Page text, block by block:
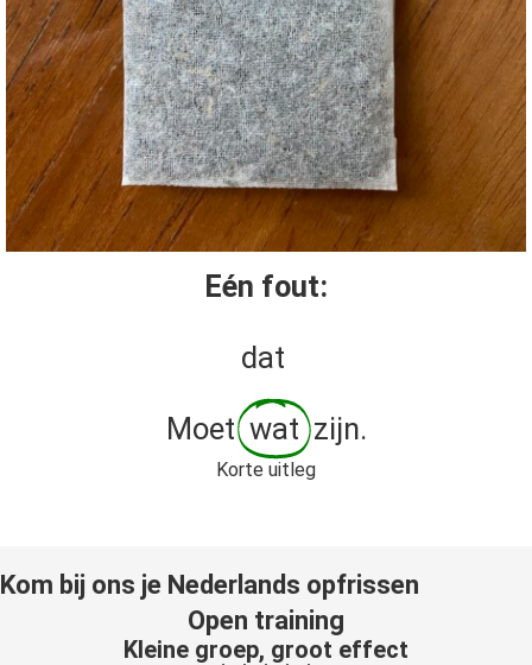
Eén fout:
dat
Moetwat zijn.
Korte uitleg
Kom bij ons je Nederlands opfrissen
Open training
Kleine groep, groot effect